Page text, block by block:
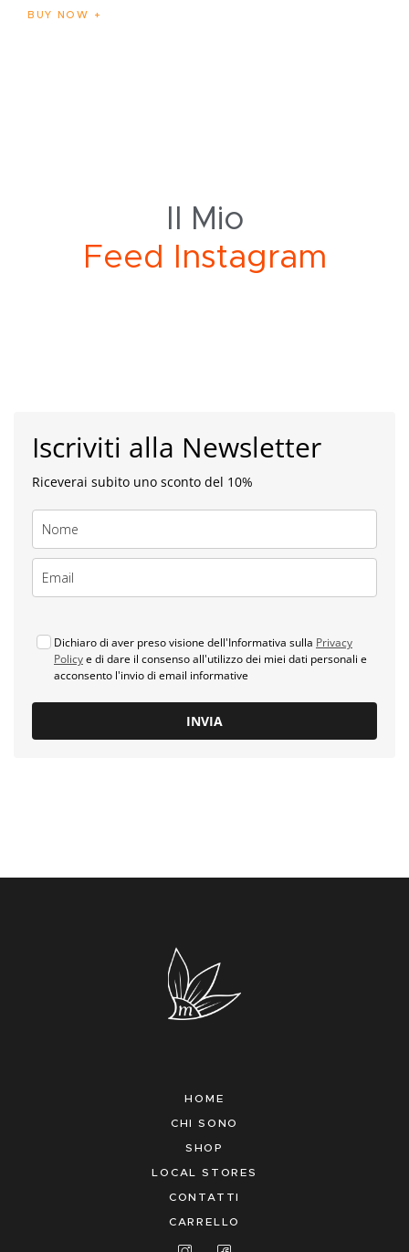
BUY NOW
Il Mio
Feed Instagram
Iscriviti alla Newsletter
Riceverai subito uno sconto del 10%
Dichiaro di aver preso visione dell'Informativa sulla Privacy
Policye di dare il consenso all'utilizzo dei miei dati personali e
acconsento l'invio di email informative
INVIA
HOME
CHI SONO
SHOP
LOCAL STORES
CONTATTI
CARRELLO